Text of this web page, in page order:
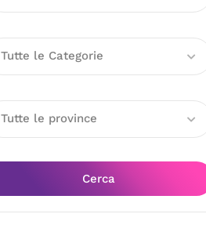
Tutte le Categorie
Tutte le province
Cerca